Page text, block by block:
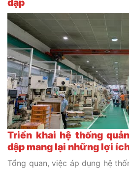
dập
Triển khai hệ thống
dập mang lại những lợi
Tổng quan, việc áp dụng hệ